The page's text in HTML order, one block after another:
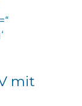
mit